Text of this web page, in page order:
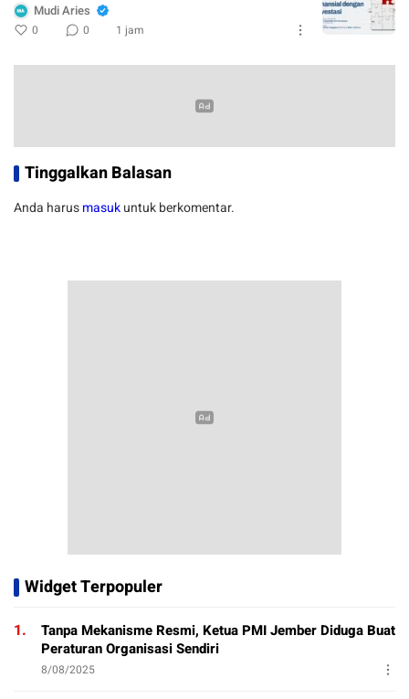
Mudi Aries
0 0 1 jam
Tinggalkan Balasan
Anda harusmasukuntuk berkomentar.
Widget Terpopuler
1.
Tanpa Mekanisme Resmi, Ketua PMI Jember Diduga Buat
Peraturan Organisasi Sendiri
8/08/2025